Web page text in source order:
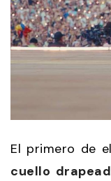
El primero de
cuello